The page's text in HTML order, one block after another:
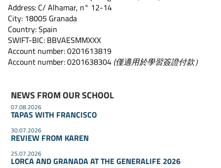
Address: C/ Alhamar, n° 12-14
City: 18005 Granada
Country: Spain
SWIFT-BIC: BBVAESMMXXX
Account number: 0201613819
Account number: 0201638304 (僅適用於學習簽證付款）
NEWS FROM OUR SCHOOL
07.08.2026
TAPAS WITH FRANCISCO
30.07.2026
REVIEW FROM KAREN
25.07.2026
LORCA AND GRANADA AT THE GENERALIFE 2026